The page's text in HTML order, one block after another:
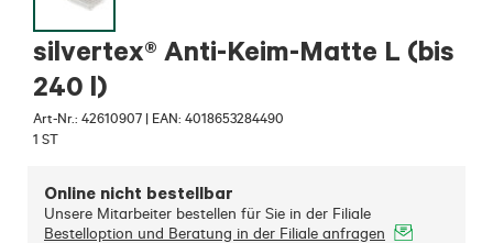
silvertex® Anti-Keim-Matte L (bis
240 l)
Art-Nr.: 42610907 | EAN: 4018653284490
1 ST
Online nicht bestellbar
Unsere Mitarbeiter bestellen für Sie in der Filiale
Bestelloption und Beratung in der Filiale anfragen